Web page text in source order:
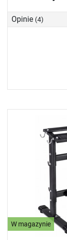
Opinie (4)
W magazynie